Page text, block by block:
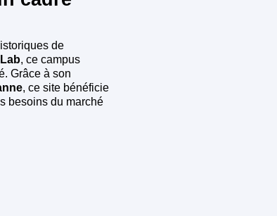
de
, ce campus
Grâce à son
, ce site bénéficie
besoins du marché